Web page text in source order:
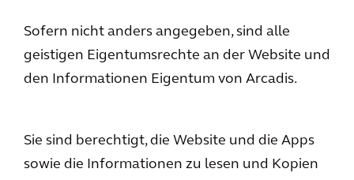
Sofern nicht anders angegeben, sind alle
geistigen Eigentumsrechte an der Website und
den Informationen Eigentum von Arcadis.
Sie sind berechtigt, die Website und die Apps
sowie die Informationen zu lesen und Kopien